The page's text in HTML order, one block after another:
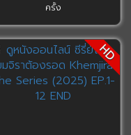
ครั้ง
HD